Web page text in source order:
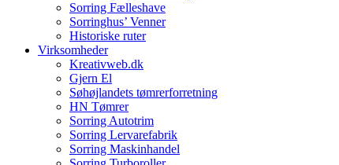
Sorring Fælleshave
Sorringhus’ Venner
Historiske ruter
Virksomheder
Kreativweb.dk
Gjern El
Søhøjlandets tømrerforretning
HN Tømrer
Sorring Autotrim
Sorring Lervarefabrik
Sorring Maskinhandel